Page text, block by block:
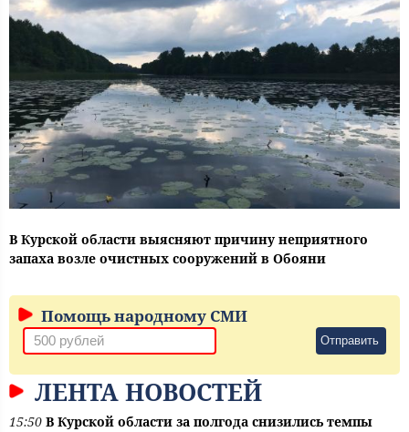
В Курской области выясняют причину неприятного
запаха возле очистных сооружений в Обояни
Помощь народному СМИ
Отправить
ЛЕНТА НОВОСТЕЙ
15:50 В Курской области за полгода снизились темпы